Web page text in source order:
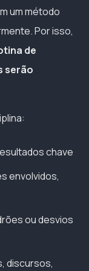
um método
Por isso,
de
serão
chave
envolvidos,
ou desvios
discursos,